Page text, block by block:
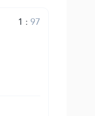
1 :97